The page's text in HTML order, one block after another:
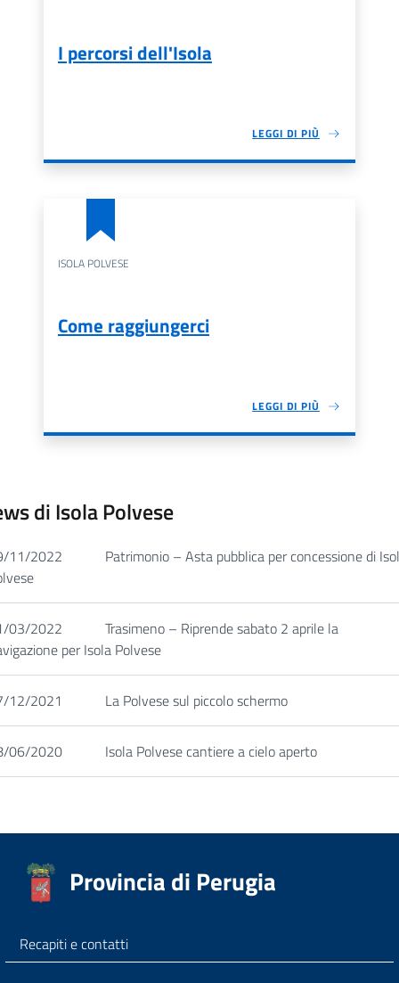
I percorsi dell'Isola
LEGGI DI PIÙ
ISOLA POLVESE
Come raggiungerci
LEGGI DI PIÙ
di Isola Polvese
11/2022
Patrimonio – Asta pubblica per concessione di
03/2022
Trasimeno – Riprende sabato 2 aprile la
per Isola Polvese
12/2021 La Polvese sul piccolo schermo
06/2020 Isola Polvese cantiere a cielo aperto
Provincia di Perugia
Recapiti e contatti